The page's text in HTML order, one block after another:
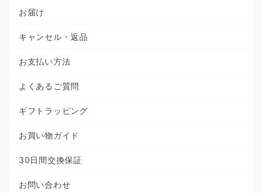
お届け
キャンセル・返品
お支払い方法
よくあるご質問
ギフトラッピング
お買い物ガイド
30日間交換保証
お問い合わせ